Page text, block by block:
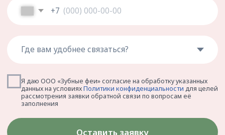
О клинике
Вакансии
Правовая информация
Лицензии и сертификаты
конфиденциальности
Налоговый вычет
Стоматология для беременных